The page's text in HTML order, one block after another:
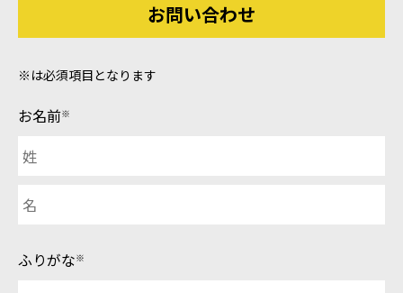
お問い合わせ
※は必須項目となります
お名前※
ふりがな※